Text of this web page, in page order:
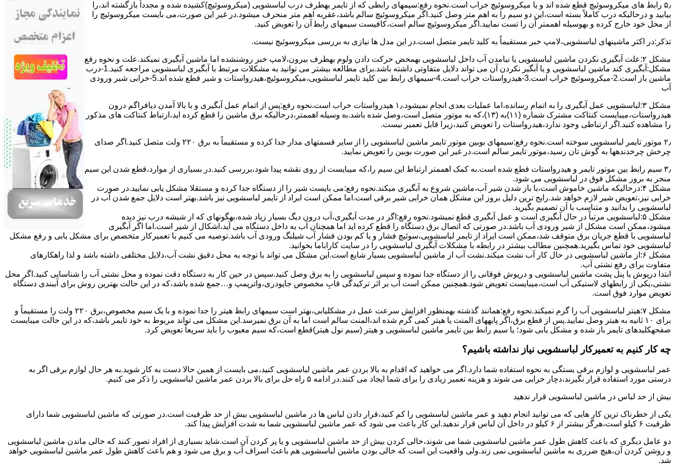
۵٫ رابط های ﻣﯿﮑﺮوﺳﻮﺋﯿﭻ ﻗﻄﻊ شده اند و ﯾﺎ ﻣﯿﮑﺮوﺳﻮﺋﯿﭻ ﺧﺮاب اﺳﺖ.نحوه رفع:سیمهای راﺑﻄﯽ ﮐﻪ از ﺗﺎﯾﻤﺮ بهطرف درب لباسشویی (ﻣﯿﮑﺮوﺳﻮﺋﯿﭻ)کشیده شده و مجدداً بازگشته اند،را
ﺑﯿﺎﺑﯿﺪ و درحالیکه درب کاملاً ﺑﺴﺘﻪ اﺳﺖ،اﯾﻦ دو ﺳﯿﻢ را ﺑﻪ اﻫﻢ ﻣﺘﺮ وصل کنید.اﮔﺮ ﻣﯿﮑﺮوﺳﻮﺋﯿﭻ ﺳﺎﻟﻢ ﺑﺎﺷﺪ،ﻋﻘﺮﺑﻪ اهم متر ﻣﻨﺤﺮف میشود.در ﻏﯿﺮ اﯾﻦ ﺻﻮرت،می بایست ﻣﯿﮑﺮوﺳﻮﺋﯿﭻ را
از ﻣﺤﻞ خود ﺧﺎرج کرده و بهوسیله اهممتر آن را ﺗﺴﺖ ﻧﻤﺎﯾﯿﺪ.اﮔﺮ ﻣﯿﮑﺮوﺳﻮﺋﯿﭻ ﺳﺎﻟﻢ اﺳﺖ،ﮐﺎﻓﯿﺴﺖ سیمهای راﺑﻄ آن را ﺗﻌﻮﯾﺾ کنید.
ﺗﺬﮐﺮ:در اﮐﺜﺮ ماشینهای لباسشویی،ﻻﻣﭗ ﺧﺒﺮ مستقیماً ﺑﻪ ﮐﻠﯿﺪ ﺗﺎﯾﻤﺮ ﻣﺘﺼﻞ اﺳﺖ.در اﯾﻦ مدل ها ﻧﯿﺎزی ﺑﻪ بررسی ﻣﯿﮑﺮوﺳﻮﺋﯿﭻ نیست.
مشکل ۲:علت آبگیری نکردن ماشین لباسشویی یا نیامدن آب داخل لباسشویی بهمحض ﺣﺮﮐﺖ دادن وﻟﻮم بهطرف ﺑﯿﺮون،ﻻﻣﭗ ﺧﺒﺮ روشنشده اﻣﺎ ﻣﺎﺷﯿﻦ آﺑﮕﯿﺮی نمیکند.ﻋﻠﺖ و نحوه رﻓﻊ
مشکل:آبگیری کند ماشین لباسشویی و یا آبگیر نکردن آن می تواند دلایل متفاوتی داشته باشد.برای مطالعه بیشتر می توانید به مشکلات مرتبط با آبگیری لباسشویی مراجعه کنید.1-درب
ﻣﺎﺷﯿﻦ ﺑﺎز اﺳﺖ.2-ﻣﯿﮑﺮوﺳﻮﺋﯿﭻ ﺧﺮاب اﺳﺖ.3-ﻫﯿﺪرواﺳﺘﺎت ﺧﺮاب اﺳﺖ.4-سیمهای راﺑﻂ ﺑﯿﻦ ﮐﻠﯿﺪ ﺗﺎﯾﻤﺮ لباسشویی،ﻣﯿﮑﺮوﺳﻮﺋﯿﭻ،ﻫﯿﺪرواﺳﺘﺎت و ﺷﯿﺮ ﻗﻄﻊ ﺷﺪه اند.5-خرابی شیر ورودی
آب
مشکل ۳:لباسشویی ﻋﻤﻞ آﺑﮕﯿﺮی را ﺑﻪ اﺗﻤﺎم رﺳﺎﻧﺪه،اﻣﺎ ﻋﻤﻠﯿﺎت ﺑﻌﺪی اﻧﺠﺎم نمیشود.۱٫ ﻫﯿﺪرواﺳﺘﺎت ﺧﺮاب اﺳﺖ.نحوه رﻓﻊ:ﭘﺲ از اﺗﻤﺎم عمل آﺑﮕﯿﺮی و ﺑﺎ ﺑﺎﻻ آﻣﺪن دﯾﺎﻓﺮاﮔﻢ درون
ﻫﯿﺪرواﺳﺘﺎت،میبایست ﮐﻨﺘﺎﮐﺖ ﻣﺸﺘﺮک شماره (۱۱)به (۱۳)،ﮐﻪ ﺑﻪ ﻣﻮﺗﻮر ﻣﺘﺼﻞ اﺳﺖ،وﺻﻞ ﺷﺪه ﺑﺎﺷﺪ.ﺑه وسیله اهممتر،درحالیکه ﺑﺮق ﻣﺎﺷﯿﻦ را ﻗﻄﻊ کرده اید،ارﺗﺒﺎط ﮐﻨﺘﺎﮐﺖ ﻫﺎی ﻣﺬﮐﻮر
را ﻣﺸﺎﻫﺪه کنید.اﮔﺮ ارﺗﺒﺎطی وجود ندارد،ﻫﯿﺪرواﺳﺘﺎت را ﺗﻌﻮﯾﺾ ﮐﻨﯿﺪ،زﯾﺮا قابل ﺗﻌﻤﯿﺮ نیست.
۲٫ ﻣﻮﺗﻮر ﺗﺎﯾﻤﺮ لباسشویی ﺳﻮﺧﺘﻪ اﺳﺖ.نحوه رﻓﻊ:سیمهای ﺑﻮﺑﯿﻦ ﻣﻮﺗﻮر ﺗﺎﯾﻤﺮ ماشین لباسشویی را از ﺳﺎﯾﺮ قسمتهای ﻣﺪار ﺟﺪا کرده و مستقیماً ﺑﻪ برق ۲۲۰ وﻟﺖ ﻣﺘﺼﻞ کنید.اﮔﺮ ﺻﺪای
ﭼﺮﺧﺶ چرخدندهها به گوش تان رﺳﯿﺪ،ﻣﻮﺗﻮر ﺗﺎﯾﻤﺮ ﺳﺎﻟﻢ اﺳﺖ.در ﻏﯿﺮ اﯾﻦ ﺻﻮرت ﺑﻮﺑﯿﻦ را ﺗﻌﻮﯾﺾ ﻧﻤﺎﯾﯿﺪ.
۳٫ ﺳﯿﻢ راﺑﻂ ﺑﯿﻦ ﻣﻮﺗﻮر ﺗﺎﯾﻤﺮ و ﻫﯿﺪرواﺳﺘﺎت ﻗﻄﻊ ﺷﺪه اﺳﺖ.به کمک اهممتر ارﺗﺒﺎط اﯾﻦ ﺳﯿﻢ را،ﮐﻪ میبایست از روی ﻧﻘﺸﻪ ﭘﯿﺪا ﺷﻮد،بررسی ﮐﻨﯿﺪ.در ﺑﺴﯿﺎری از موارد،ﻗﻄﻊ ﺷﺪن اﯾﻦ ﺳﯿﻢ
ﻣﻨﺠﺮ ﺑﻪ ﺑﺮوز مشکل ﻓﻮق در لباسشویی می شود.
مشکل ۴:درحالیکه ﻣﺎﺷﯿﻦ ﺧﺎﻣﻮش اﺳﺖ،ﺑﺎ ﺑﺎز ﺷﺪن ﺷﯿﺮ آب،ﻣﺎﺷﯿﻦ ﺷﺮوع ﺑﻪ آﺑﮕﯿﺮی میکند.نحوه رﻓﻊ:می بایست ﺷﯿﺮ را از دستگاه جدا کرده و مستقلا مشکل یابی نمایید.در صورت
خرابی نیز،تعویض شیر لازم خواهد شد.رایج ترین دلیل بروز این مشکل همان خرابی شیر برقی است.اما ممکن است ایراد از تایمر لباسشویی نیز باشد.بهتر است دلایل جمع شدن آب در
لباسشویی را بدانید و متناسب با آن تصمیم بگیرید.
مشکل ۵:لباسشویی مرتباً در ﺣﺎل آﺑﮕﯿﺮی اﺳﺖ و ﻋﻤﻞ آﺑﮕﯿﺮی ﻗﻄﻊ نمیشود.نحوه رﻓﻊ:اﮔﺮ در ﻣﺪت آﺑﮕﯿﺮی،آب درون دﯾﮓ ﺑﺴﯿﺎر زﯾﺎد ﺷﺪه،بهگونهای ﮐﻪ از ﺷﯿﺸﻪ درب ﻧﯿﺰ دﯾﺪه
میشود،ممکن است مشکل از شیر ورودی آب باشد.در صورتی که اتصال برق دستگاه را قطع کرده اید اما همچنان آب به داخل دستگاه می آید،اشکال از شیر است.اما اگر آبگیری
لباسشویی با قطع جریان برق متوقف شد،ممکن است ایراد از تایمر لباسشویی،سوئیچ فشار و یا کم بودن فشار آب شیلنگ ورودی آب باشد.توصیه می کنیم با تعمیرکار متخصص برای مشکل یابی و رفع مشکل
لباسشویی خود تماس بگیرید.همچنین مطالب بیشتر در رابطه با مشکلات آبگیری لباسشویی را در سایت کاراباما بخوانید.
مشکل ۶:از ﻣﺎﺷﯿﻦ لباسشویی در ﺣﺎل ﮐﺎر آب ﻧﺸﺖ میکند.نشت آب از ماشین لباسشویی بسیار شایع است.این مشکل می تواند با توجه به محل دقیق نشت آب،دلایل مختلفی داشته باشد و لذا راهکارهای
متفاوت برای رفع نشتی آب.
ابتدا درپوش یا پنل ﭘﺸﺖ ﻣﺎﺷﯿﻦ لباسشویی و درپوش ﻓﻮﻗﺎﻧﯽ را از دستگاه ﺟﺪا ﻧﻤﻮده و ﺳﭙﺲ لباسشویی را ﺑﻪ ﺑﺮق وصل ﮐﻨﯿﺪ.سپس در حین کار به دستگاه دقت نموده و ﻣﺤﻞ نشتی آب را ﺷﻨﺎﺳﺎﯾﯽ کنید.اﮔﺮ ﻣﺤﻞ
نشتی،ﯾﮑﯽ از رابطهای ﻻﺳﺘﯿﮑﯽ آب اﺳﺖ،میبایست ﺗﻌﻮﯾﺾ شود.همچنین ﻣﻤﮑﻦ اﺳﺖ آب بر اثر ﺗﺮﮐﯿﺪﮔﯽ قابِ ﻣﺨﺼﻮص ﺟﺎﭘﻮدری،واترپمپ و…جمع شده ﺑﺎﺷﺪ،ﮐﻪ در این حالت بهترین روش برای آببندی دستگاه
ﺗﻌﻮﯾﺾ ﻣﻮارد ﻓﻮق اﺳﺖ.
مشکل ۷:ﻫﯿﺘﺮ لباسشویی آب را ﮔﺮم نمیکند.نحوه رﻓﻊ:ﻫﻤﺎﻧﻨﺪ ﮔﺬﺷﺘﻪ بهمنظور اﻓﺰاﯾﺶ ﺳﺮﻋﺖ ﻋﻤﻞ در مشکلیابی،بهتر است سیمهای راﺑﻂ ﻫﯿﺘﺮ را ﺟﺪا ﻧﻤﻮده و ﺑﺎ ﯾﮏ ﺳﯿﻢ ﻣﺨﺼﻮص،برق ۲۲۰ ولت را مستقیماً و
برای ۱۰ ﺛﺎﻧﯿﻪ ﺑﻪ ﻫﯿﺘﺮ وصل نمایید.ﭘﺲ از ﻗﻄﻊ ﺑﺮق،اﮔﺮ پایههای اﻟﻤﻨﺖ یا هیتر کمی ﮔﺮم ﺷﺪه اند،اﻟﻤﻨﺖ ﺳﺎﻟﻢ است اما ﺑﻪ آن ﺑﺮق نمیرسد.اﯾﻦ ﻣﺸﮑﻞ می تواند مربوط به ﺧﻮد ﺗﺎﯾﻤﺮ باشد،ﮐﻪ در این حالت میبایست
صفحهکلیدهای ﺗﺎﯾﻤﺮ باز شده و مشکل یابی شود؛ ﯾﺎ ﺳﯿﻢ راﺑﻂ ﺑﯿﻦ ﺗﺎﯾﻤﺮ ماشین لباسشویی و ﻫﯿﺘﺮ (سیم ﻧﻮل ﻫﯿﺘﺮ)ﻗﻄﻊ اﺳﺖ،ﮐﻪ ﺳﯿﻢ ﻣﻌﯿﻮب را ﺑﺎﯾﺪ سریعاً ﺗﻌﻮﯾﺾ کرد.
چه کار کنیم به تعمیرکار لباسشویی نیاز نداشته باشیم؟
عمر لباسشویی و لوازم برقی بستگی به نحوه استفاده شما دارد.اگر می خواهید که اقدام به بالا بردن عمر ماشین لباسشویی کنید،می بایست از همین حالا دست به کار شوید.به هر حال لوازم برقی اگر به
درستی مورد استفاده قرار نگیرند،دچار خرابی می شوند و هزینه تعمیر زیادی را برای شما ایجاد می کنند.در ادامه ۵ راه حل برای بالا بردن عمر ماشین لباسشویی را ذکر می کنیم.
بیش از حد لباس در ماشین لباسشویی قرار ندهید
یکی از خطرناک ترین کار هایی که می توانید انجام دهید و عمر ماشین لباسشویی را کم کنید،قرار دادن لباس ها در ماشین لباسشویی بیش از حد ظرفیت است.در صورتی که ماشین لباسشویی شما دارای
ظرفیت ۶ کیلو است،هرگز بیشتر از ۶ کیلو در داخل آن لباس قرار ندهید.این کار باعث می شود که عمر ماشین لباسشویی شما به شدت افزایش پیدا کند.
دو عامل دیگری که باعث کاهش طول عمر ماشین لباسشویی شما می شوند،خالی کردن بیش از حد ماشین لباسشویی و یا پر کردن آن است.شاید بسیاری از افراد تصور کنند که خالی ماندن ماشین لباسشویی
و روشن کردن آن،هیچ ضرری به ماشین لباسشویی نمی زند.ولی واقعیت این است که خالی بودن ماشین لباسشویی هم باعث اسراف آب و برق می شود و هم باعث کاهش طول عمر ماشین لباسشویی خواهد
شد.